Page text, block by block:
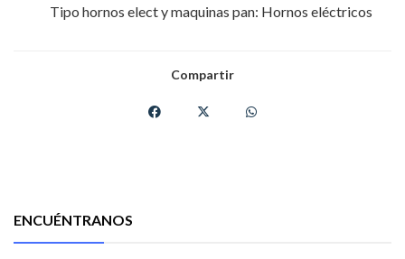
Tipo hornos elect y maquinas pan: Hornos eléctricos
Compartir
ENCUÉNTRANOS